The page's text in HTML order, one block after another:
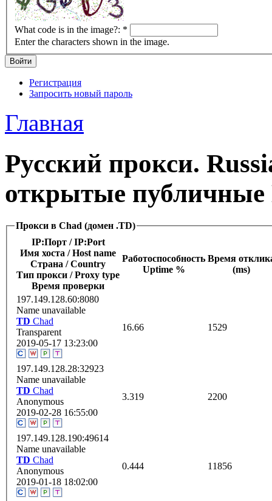
What code is in the image?: *
Enter the characters shown in the image.
Регистрация
Запросить новый пароль
Главная
Русский прокси.
открытые публичные
Прокси в Chad (домен .TD)
IP:Порт / IP:Port
Имя хоста / Host name
Страна / Сountry
Тип прокси / Proxy type
Время проверки
Работоспособность
Uptime %
Время
(ms)
197.149.128.60:8080
Name unavailable
TD Chad
Transparent
2019-05-17 13:23:00
16.66 1529
197.149.128.28:32923
Name unavailable
TD Chad
Anonymous
2019-02-28 16:55:00
3.319 2200
197.149.128.190:49614
Name unavailable
TD Chad
Anonymous
2019-01-18 18:02:00
0.444 11856